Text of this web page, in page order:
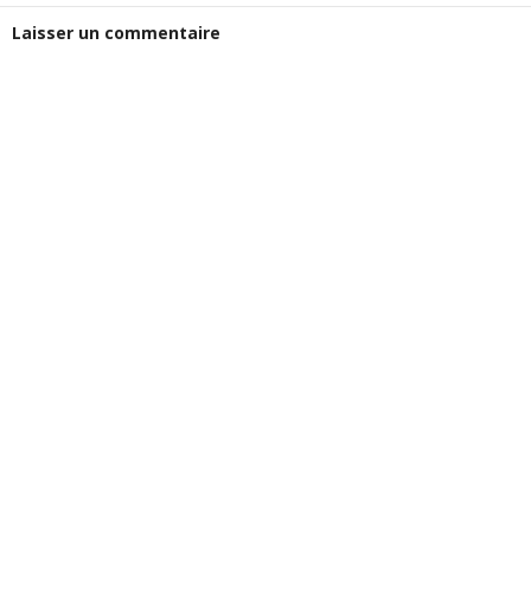
Laisser un commentaire